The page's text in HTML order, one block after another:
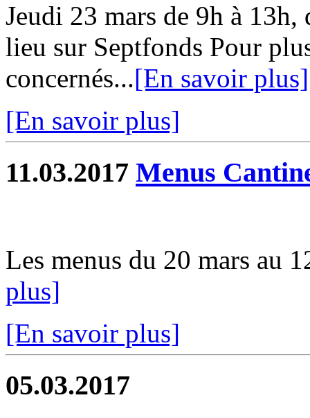
Jeudi 23 mars de 9h à 13h,
lieu sur Septfonds Pour
concernés...[En savoir plus]
[En savoir plus]
11.03.2017 Menus
Les menus du 20 mars au
plus]
[En savoir plus]
05.03.2017